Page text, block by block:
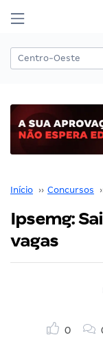
Início ›› Concursos
Ipsemg:
vagas
0